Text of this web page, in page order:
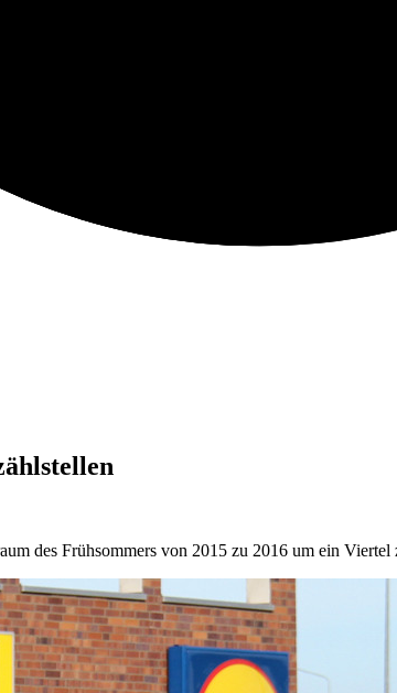
des Frühsommers von 2015 zu 2016 um ein